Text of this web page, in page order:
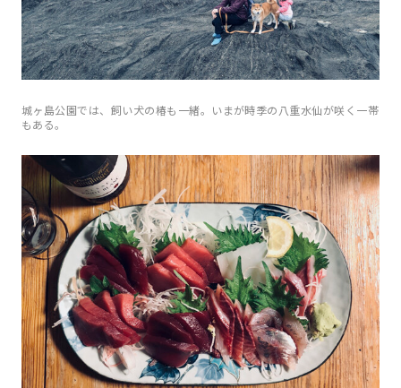
城ヶ島公園では、飼い犬の椿も一緒。いまが時季の八重水仙が咲く一帯
もある。